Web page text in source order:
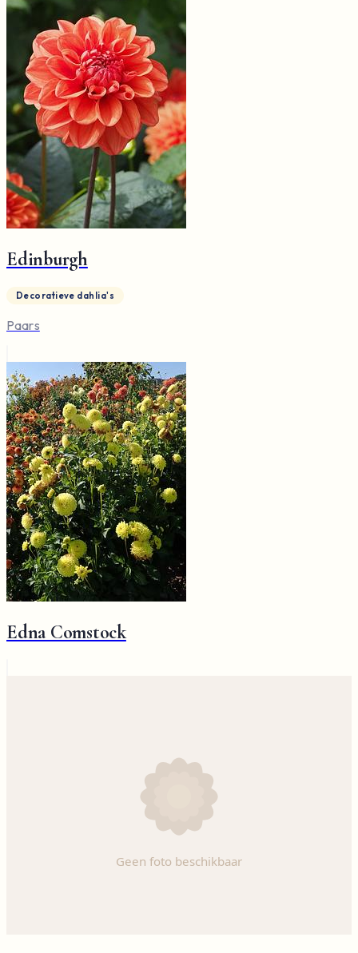
Edinburgh
Decoratieve dahlia's
Paars
Edna Comstock